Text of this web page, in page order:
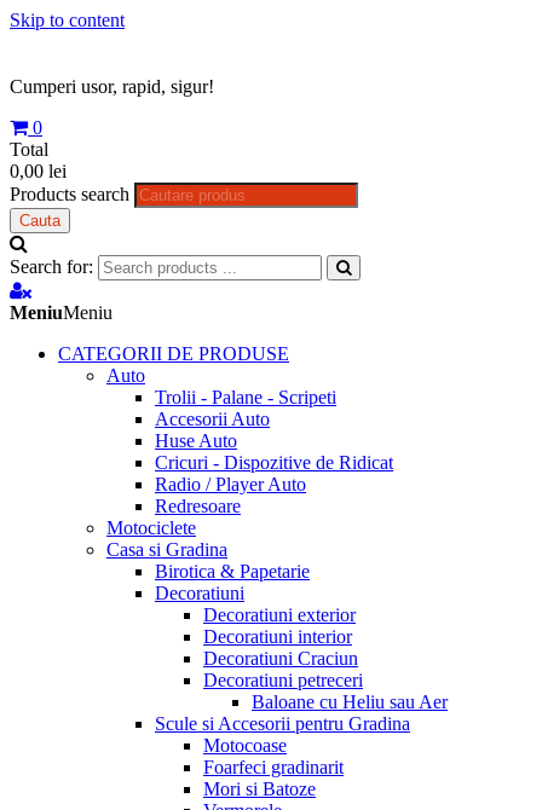
Skip to content
Cumperi usor, rapid, sigur!
0
Total
0,00 lei
Products search
Cauta
Search for:
MeniuMeniu
CATEGORII DE PRODUSE
Auto
Trolii - Palane - Scripeti
Accesorii Auto
Huse Auto
Cricuri - Dispozitive de Ridicat
Radio / Player Auto
Redresoare
Motociclete
Casa si Gradina
Birotica & Papetarie
Decoratiuni
Decoratiuni exterior
Decoratiuni interior
Decoratiuni Craciun
Decoratiuni petreceri
Baloane cu Heliu sau Aer
Scule si Accesorii pentru Gradina
Motocoase
Foarfeci gradinarit
Mori si Batoze